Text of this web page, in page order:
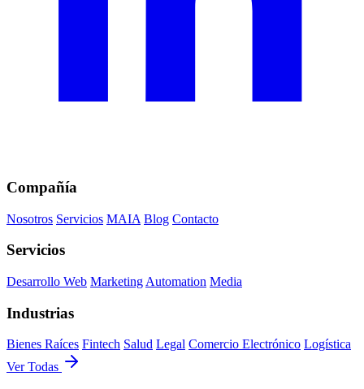
Compañía
Nosotros Servicios MAIA Blog Contacto
Servicios
Desarrollo Web Marketing Automation Media
Industrias
Bienes Raíces Fintech Salud Legal Comercio Electrónico Logística
Ver Todas